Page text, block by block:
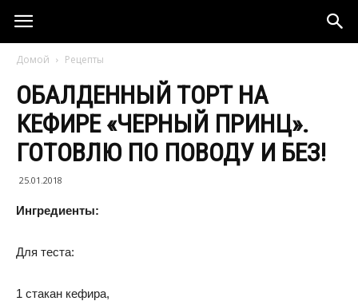
Домой Рецепты
ОБАЛДЕННЫЙ ТОРТ НА
КЕФИРЕ «ЧЕРНЫЙ ПРИНЦ».
ГОТОВЛЮ ПО ПОВОДУ И БЕЗ!
25.01.2018
Ингредиенты:
Для теста:
1 стакан кефира,